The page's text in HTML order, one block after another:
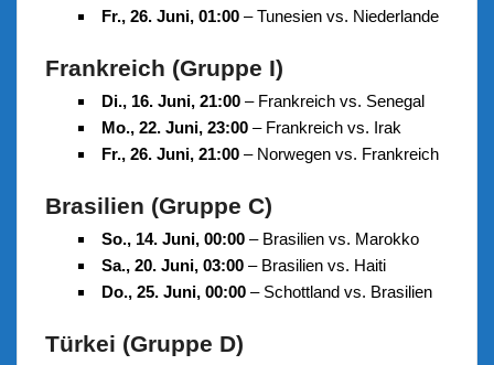
Fr., 26. Juni, 01:00 – Tunesien vs. Niederlande
Frankreich (Gruppe I)
Di., 16. Juni, 21:00 – Frankreich vs. Senegal
Mo., 22. Juni, 23:00 – Frankreich vs. Irak
Fr., 26. Juni, 21:00 – Norwegen vs. Frankreich
Brasilien (Gruppe C)
So., 14. Juni, 00:00 – Brasilien vs. Marokko
Sa., 20. Juni, 03:00 – Brasilien vs. Haiti
Do., 25. Juni, 00:00 – Schottland vs. Brasilien
Türkei (Gruppe D)